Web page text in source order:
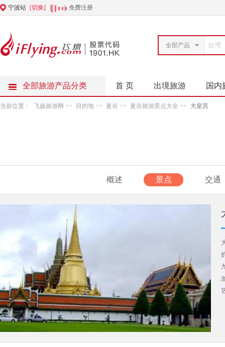
宁波站 [切换] 免费注册
全部产品
全部旅游产品分类 首 页 出境旅游 国内
当前位置： 飞扬旅游网 >> 目的地 >> 曼谷 >> 曼谷旅游景点大全 >> 大皇宫
概述 景点 交通